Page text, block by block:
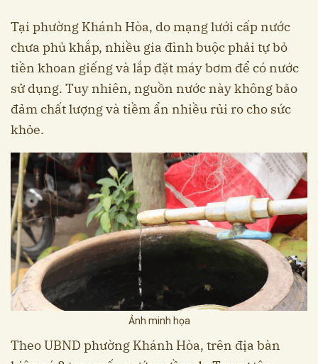
Tại phường Khánh Hòa, do mạng lưới cấp nước
chưa phủ khắp, nhiều gia đình buộc phải tự bỏ
tiền khoan giếng và lắp đặt máy bơm để có nước
sử dụng. Tuy nhiên, nguồn nước này không bảo
đảm chất lượng và tiềm ẩn nhiều rủi ro cho sức
khỏe.
Ảnh minh họa
Theo UBND phường Khánh Hòa, trên địa bàn